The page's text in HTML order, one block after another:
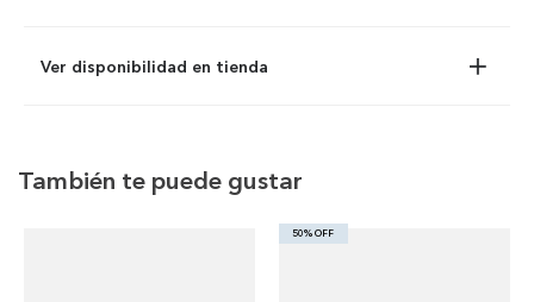
Ver disponibilidad en tienda
También te puede gustar
50% OFF